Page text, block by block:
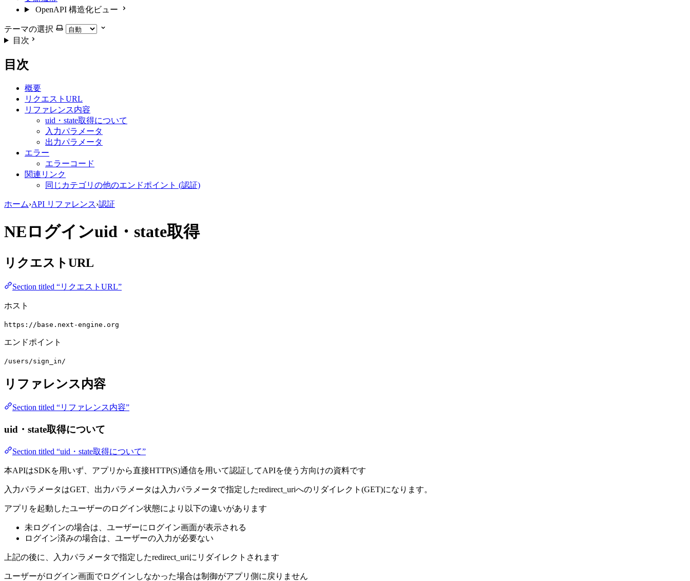
OpenAPI 構造化ビュー
テーマの選択
目次
目次
概要
リクエストURL
リファレンス内容
uid・state取得について
入力パラメータ
出力パラメータ
エラー
エラーコード
関連リンク
同じカテゴリの他のエンドポイント (認証)
ホーム›API リファレンス›認証
NEログインuid・state取得
リクエストURL
Section titled “リクエストURL”
ホスト
https://base.next-engine.org
エンドポイント
/users/sign_in/
リファレンス内容
Section titled “リファレンス内容”
uid・state取得について
Section titled “uid・state取得について”
本APIはSDKを用いず、アプリから直接HTTP(S)通信を用いて認証してAPIを使う方向けの資料です
入力パラメータはGET、出力パラメータは入力パラメータで指定したredirect_uriへのリダイレクト(GET)になります。
アプリを起動したユーザーのログイン状態により以下の違いがあります
未ログインの場合は、ユーザーにログイン画面が表示される
ログイン済みの場合は、ユーザーの入力が必要ない
上記の後に、入力パラメータで指定したredirect_uriにリダイレクトされます
ユーザーがログイン画面でログインしなかった場合は制御がアプリ側に戻りません